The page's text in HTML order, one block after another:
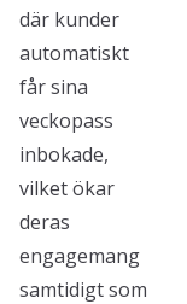
där kunder
automatiskt
får sina
veckopass
inbokade,
vilket ökar
deras
engagemang
samtidigt som